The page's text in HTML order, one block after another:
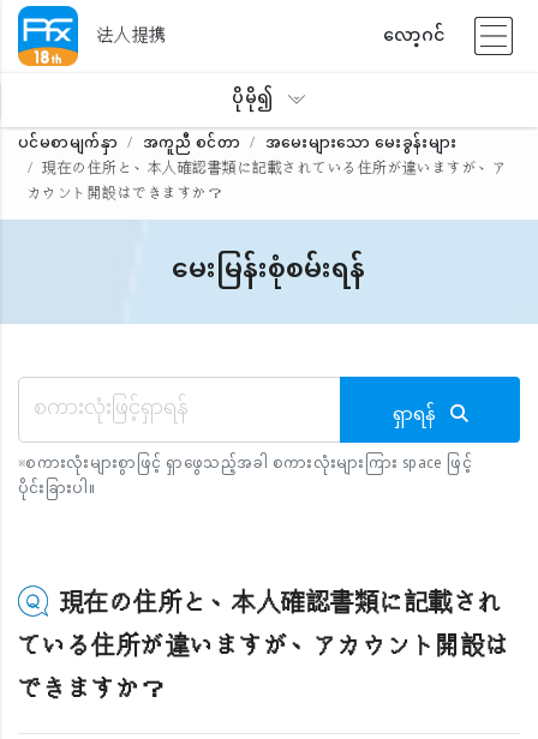
法人提携
လော့ဂင်
ပိုမို၍
ပင်မစာမျက်နှာ အကူညီ စင်တာ
အမေးများသော မေးခွန်းများ
現在の住所と、本人確認書類に記載されている住所が違いますが、ア
カウント開設はできますか？
မေးမြန်းစုံစမ်းရန်
ရှာရန်
※စကားလုံးများစွာဖြင့် ရှာဖွေသည့်အခါ စကားလုံးများကြား space ဖြင့်
ပိုင်းခြားပါ။
現在の住所と、本人確認書類に記載され
ている住所が違いますが、アカウント開設は
できますか？